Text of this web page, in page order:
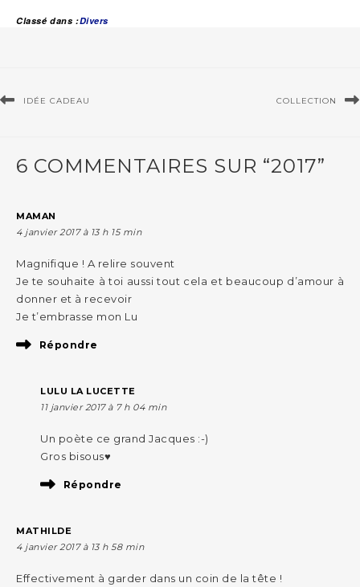
Classé dans :Divers
IDÉE CADEAU COLLECTION
6 COMMENTAIRES SUR “2017”
MAMAN
4 janvier 2017 à 13 h 15 min
Magnifique ! A relire souvent
Je te souhaite à toi aussi tout cela et beaucoup d’amour à
donner et à recevoir
Je t’embrasse mon Lu
Répondre
LULU LA LUCETTE
11 janvier 2017 à 7 h 04 min
Un poète ce grand Jacques :-)
Gros bisous♥
Répondre
MATHILDE
4 janvier 2017 à 13 h 58 min
Effectivement à garder dans un coin de la tête !